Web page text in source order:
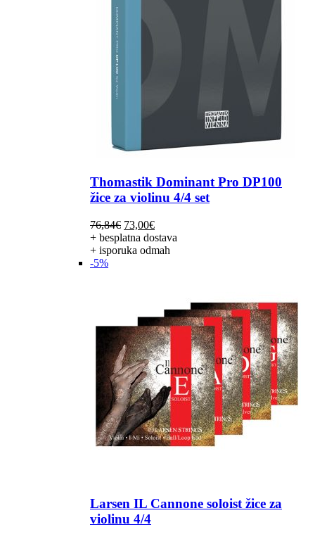
Thomastik Dominant Pro DP100
žice za violinu 4/4 set
76,84€ Izvorna
cijena
bila
73,00€Trenutna
cijena
je:
+ besplatna dostava
+ isporuka odmah
-5%
Larsen IL Cannone soloist žice za
violinu 4/4